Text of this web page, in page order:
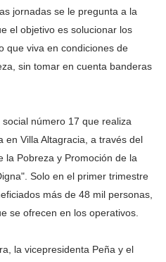
jornadas se le pregunta a la
el objetivo es solucionar los
que viva en condiciones de
sin tomar en cuenta banderas
número 17 que realiza
en Villa Altagracia, a través del
la Pobreza y Promoción de la
Solo en el primer trimestre
más de 48 mil personas,
se ofrecen en los operativos.
la vicepresidenta Peña y el